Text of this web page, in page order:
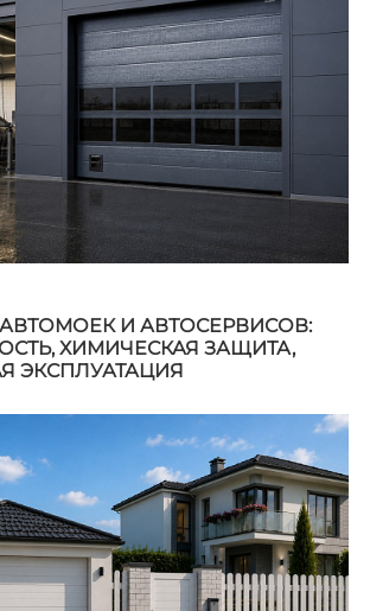
И АВТОСЕРВИСОВ:
ХИМИЧЕСКАЯ ЗАЩИТА,
ЭКСПЛУАТАЦИЯ